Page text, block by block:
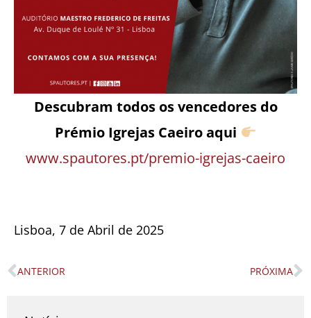
Descubram todos os vencedores do
Prémio Igrejas Caeiro aqui
www.spautores.pt/premio-igrejas-caeiro
Lisboa, 7 de Abril de 2025
Prev
ANTERIOR PRÓXIMA